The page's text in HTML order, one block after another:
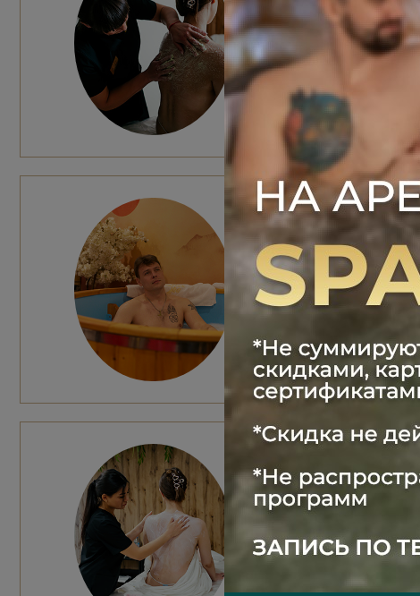
Работа
Чайная
1 гость: 7000
2 гостя: 10000
Общее время:
Эффект:
Ароматная
Работа
Чайная